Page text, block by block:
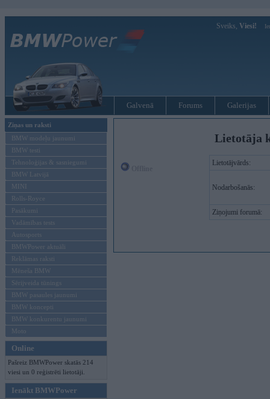
Sveiks, Viesi!
Galvenā Forums Galerijas
Ziņas un raksti
BMW modeļu jaunumi
BMW testi
Tehnoloģijas & sasniegumi
BMW Latvijā
MINI
Rolls-Royce
Pasākumi
Vadāmības tests
Autosports
BMWPower aktuāli
Reklāmas raksti
Mēneša BMW
Sērijveida tūnings
BMW pasaules jaunumi
BMW koncepti
BMW konkurentu jaunumi
Moto
Online
Pašreiz BMWPower skatās 214
viesi un 0 reģistrēti lietotāji.
Ienākt BMWPower
Lietotāja
Lietotājvārds:
Nodarbošanās:
Ziņojumi forumā: